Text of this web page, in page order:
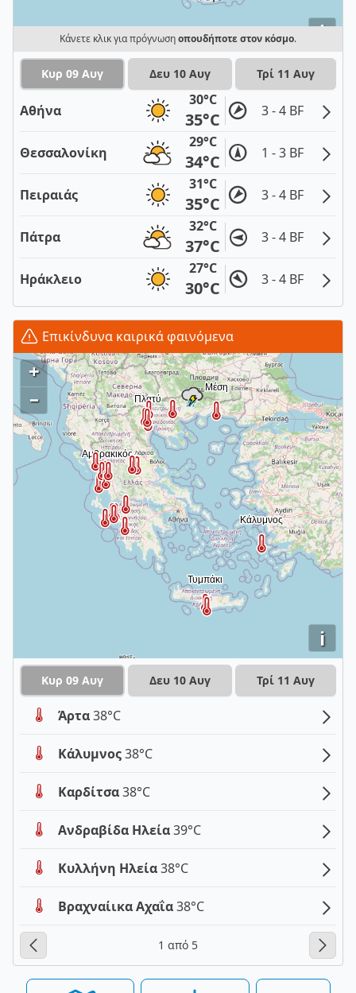
i
Κάνετε κλικ για πρόγνωσηοπουδήποτε στον κόσμο.
Κυρ 09 Αυγ Δευ 10 Αυγ Τρί 11 Αυγ
Αθήνα
30°C
35°C 3 - 4 BF
Θεσσαλονίκη
29°C
34°C 1 - 3 BF
Πειραιάς
31°C
35°C 3 - 4 BF
Πάτρα
32°C
37°C 3 - 4 BF
Ηράκλειο
27°C
30°C 3 - 4 BF
Επικίνδυνα καιρικά φαινόμενα
i
+
–
Κυρ 09 Αυγ Δευ 10 Αυγ Τρί 11 Αυγ
Άρτα38°C
Κάλυμνος38°C
Καρδίτσα38°C
Ανδραβίδα Ηλεία39°C
Κυλλήνη Ηλεία38°C
Βραχναίικα Αχαΐα38°C
1 από 5